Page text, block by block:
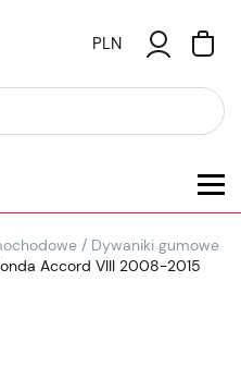
PLN
/ Dywaniki gumowe
Accord VIII 2008-2015